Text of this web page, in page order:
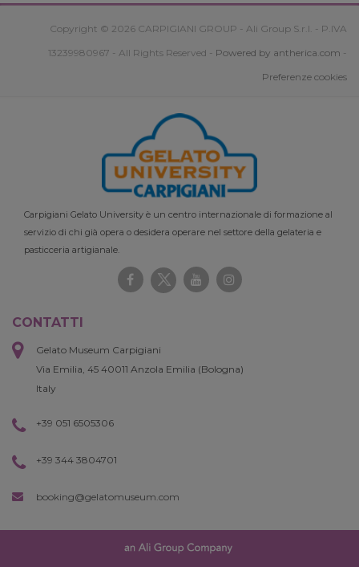
Copyright © 2026 CARPIGIANI GROUP - Ali Group S.r.l. - P.IVA
13239980967 - All Rights Reserved - Powered by antherica.com -
Preferenze cookies
Carpigiani Gelato University è un centro internazionale di formazione al
servizio di chi già opera o desidera operare nel settore della gelateria e
pasticceria artigianale.
CONTATTI
Gelato Museum Carpigiani
Via Emilia, 45 40011 Anzola Emilia (Bologna)
Italy
+39 051 6505306
+39 344 3804701
booking@gelatomuseum.com